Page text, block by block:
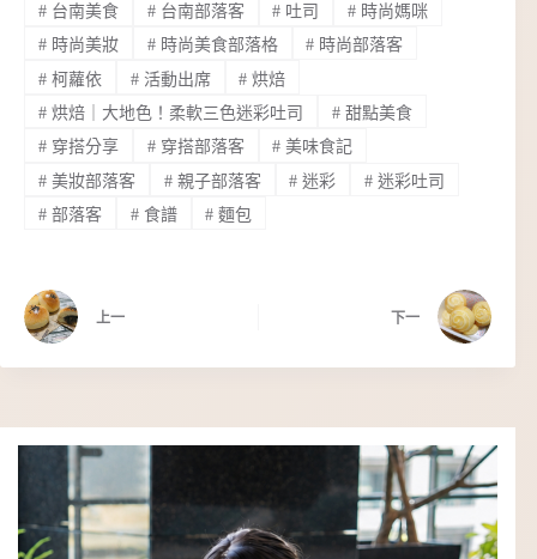
#台南美食 #台南部落客 # 吐司 # 時尚媽咪
#時尚美妝 #時尚美食部落格 # 時尚部落客
#柯蘿依 #活動出席 # 烘焙
#烘焙｜大地色！柔軟三色迷彩吐司 #甜點美食
#穿搭分享 #穿搭部落客 # 美味食記
#美妝部落客 #親子部落客 # 迷彩 # 迷彩吐司
#部落客 #食譜 # 麵包
上一 下一